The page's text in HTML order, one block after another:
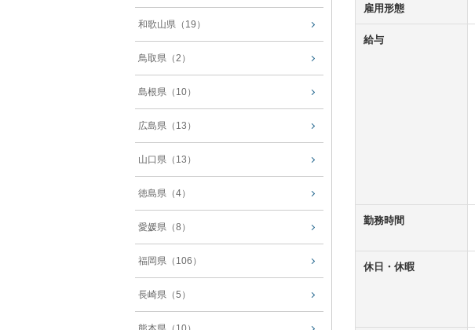
雇用形態
給与
勤務時間
休日・休暇
和歌山県（19）
鳥取県（2）
島根県（10）
広島県（13）
山口県（13）
徳島県（4）
愛媛県（8）
福岡県（106）
長崎県（5）